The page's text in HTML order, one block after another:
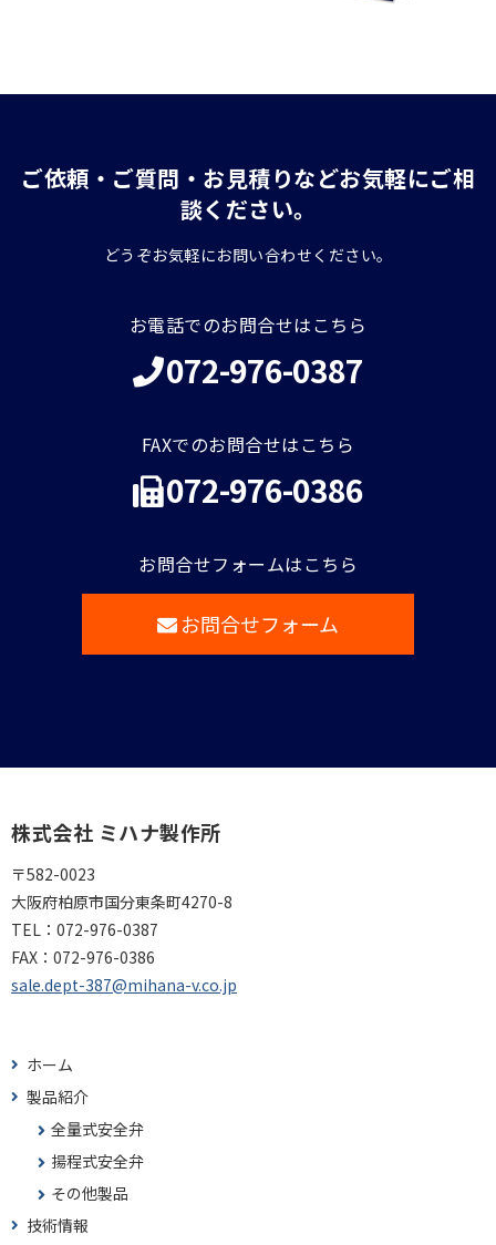
ご依頼・ご質問・お見積りなどお気軽にご相
談ください。
どうぞお気軽にお問い合わせください。
お電話でのお問合せはこちら
072-976-0387
FAXでのお問合せはこちら
072-976-0386
お問合せフォームはこちら
お問合せフォーム
株式会社 ミハナ製作所
〒582-0023
大阪府柏原市国分東条町4270-8
TEL： 072-976-0387
FAX： 072-976-0386
sale.dept-387@mihana-v.co.jp
ホーム
製品紹介
全量式安全弁
揚程式安全弁
その他製品
技術情報